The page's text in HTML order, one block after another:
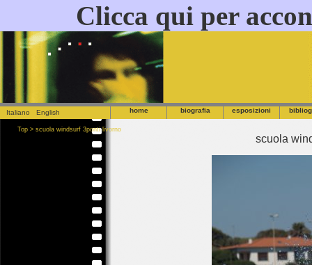
Clicca qui per
Italiano English home biografia esposizioni
Top > scuola windsurf 3ponti livorno
scuola